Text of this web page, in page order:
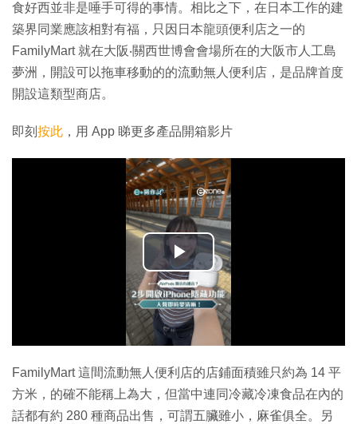
食好西並非是唾手可得的事情。相比之下，在日本工作的建
築界同業應該相對有福，只因日本龍頭便利店之一的
FamilyMart 就在大阪‧關西世博會會場所在的大阪市人工島
夢洲，開設可以拖車移動的的流動無人便利店，是品牌首度
開設這類型商店。
即刻 按此 ，用 App 睇更多產品開箱影片
播
放
影
片
FamilyMart 這間流動無人便利店的店鋪面積雖只約為 14 平
方米，的確不能稱上為大，但當中連同冷藏冷凍食品在內的
話都有約 280 種商品出售，可謂五臟雖小，麻雀俱全。另